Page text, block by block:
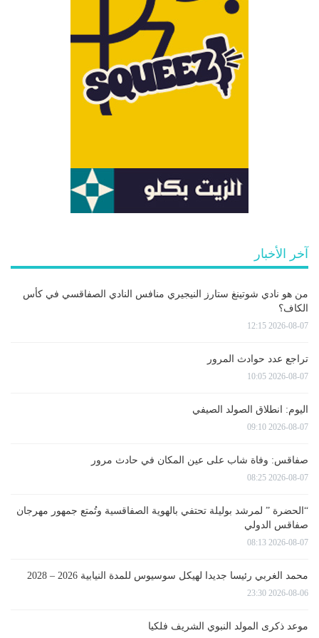
آخر الأخبار
من هو نادي شوتينغ ستارز النيجيري منافس النادي الصفاقسي في كأس
الكاف؟
2026-08-07 12:15
تراجع عدد حوادث المرور
2026-08-07 10:05
اليوم: انطلاق الصولد الصيفي
2026-08-07 09:10
صفاقس: وفاة شاب على عين المكان في حادث مرور
2026-08-07 08:25
“الحضرة ” لمرشد بوليلة تحتفي بالهوية الصفاقسية وتُمتع جمهور مهرجان
صفاقس الدولي
2026-08-07 08:13
محمد الغربي رئيسا جديدا لهيكل سوسيوس للمدة النيابية 2026 – 2028
2026-08-06 23:30
موعد ذكرى المولد النبوي الشريف فلكيا